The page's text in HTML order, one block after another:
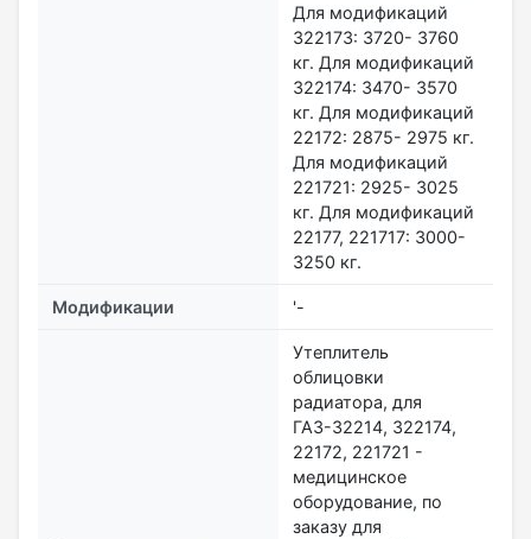
Для модификаций
322173: 3720- 3760
кг. Для модификаций
322174: 3470- 3570
кг. Для модификаций
22172: 2875- 2975 кг.
Для модификаций
221721: 2925- 3025
кг. Для модификаций
22177, 221717: 3000-
3250 кг.
Модификации '-
Утеплитель
облицовки
радиатора, для
ГАЗ-32214, 322174,
22172, 221721 -
медицинское
оборудование, по
заказу для